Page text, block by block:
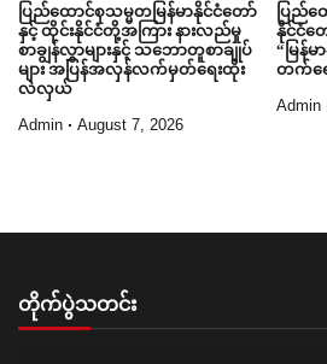
ပြည်ထောင်စုသမ္မတမြန်မာနိုင်ငံတော်
နှင့် ထိုင်းနိုင်ငံတို့အကြား နားလည်မှု
စာချွန်လွှာများနှင့် သဘောတူစာချုပ်
များ အပြန်အလှန်လက်မှတ်ရေးထိုး
လဲလှယ်
Admin August 7, 2026
ပြည်ထ
နိုင်ငံတ
“မြန်မ
တက်ရေ
Admin
တိုက်ပွဲသတင်း